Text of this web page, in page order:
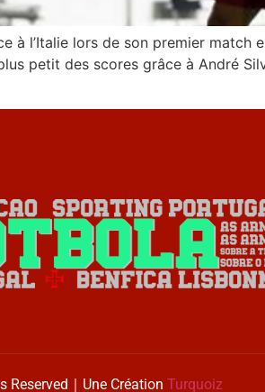
à l’Italie lors de son premier
petit des scores grâce à André
｜Une Création Turquoiz